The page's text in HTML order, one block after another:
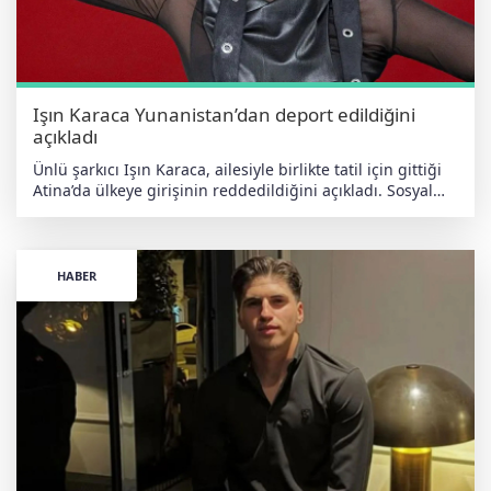
kare, çiftin takipçileri tarafından yoğun ilgi görürken,
Yazıcıoğlu ve Artukmaç'ın birlikteliği magazin
gündemindeki yerini koruyor. haberdeger.com Bağımsız •
Yerli • Antiemperyalist
Işın Karaca Yunanistan’dan deport edildiğini
açıkladı
Ünlü şarkıcı Işın Karaca, ailesiyle birlikte tatil için gittiği
Atina’da ülkeye girişinin reddedildiğini açıkladı. Sosyal
söylediğim marşlar gerekçe gösterildi” Karaca,
açıklamasında 2024 yılında Gümülcine’de söylediği “İzmir
Marşı” ve “Ne Mutlu Türküm Diyene” ifadelerinin, ülkeye
girişinin reddedilmesine gerekçe olarak gösterildiğini
iddia etti. “Hayatımda böyle bir muamele görmedim”
Sosyal medya paylaşımında yaşadığı süreci anlatan
Karaca, “Atina’ya girişim reddedildi. Bu tamamen milli bir
meseleymiş. Hayatımda görmediğim saçma bir muamele”
ifadelerini kullandı. Ailesi ülkeye giriş yaptı Karaca, eşi ve
kızının ülkeye girişine izin verildiğini ancak kendisinin
deport edildiğini belirtti. Saatlerce bekletildiğini söyleyen
sanatçı, yaşadığı sürece tepki gösterdi. “Ülkeme dönmek
HABER